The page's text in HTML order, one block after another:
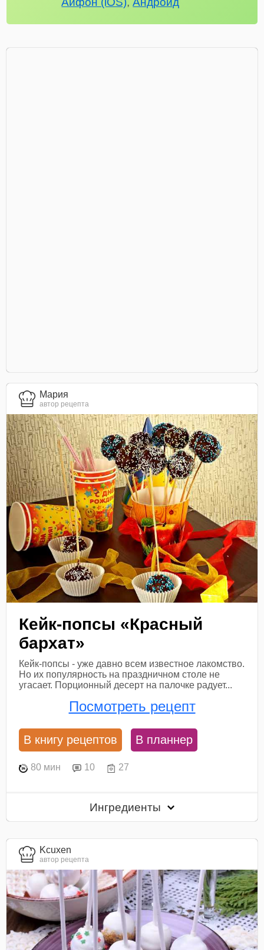
Мария
автор рецепта
Кейк-попсы «Красный
бархат»
Кейк-попсы - уже давно всем известное лакомство.
Но их популярность на праздничном столе не
угасает. Порционный десерт на палочке радует...
Посмотреть рецепт
В книгу рецептов В планнер
80 мин 10 27
Ингредиенты
Kcuxen
автор рецепта